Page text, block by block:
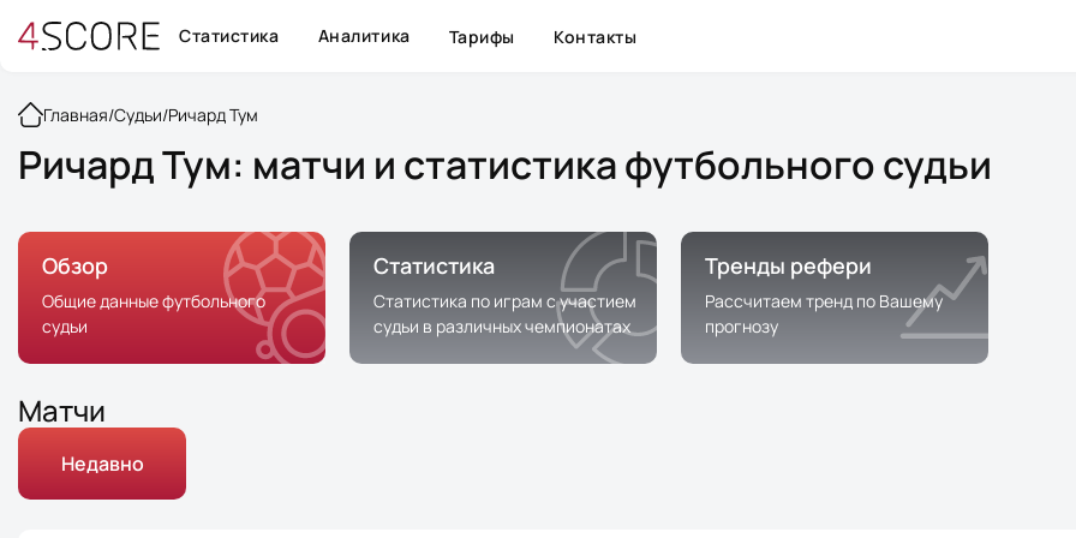
Статистика Аналитика Тарифы Контакты
Главная/Судьи/Ричард Тум
Ричард Тум: матчи и статистика футбольного судьи
Обзор
Общие данные футбольного
судьи
Статистика
Статистика по играм с участием
судьи в различных чемпионатах
Тренды рефери
Рассчитаем тренд по Вашему
прогнозу
Матчи
Недавно